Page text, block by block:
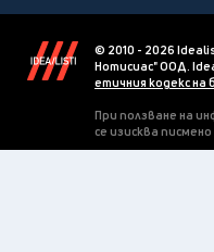
© 2010 - 2026
Нотисиас" ООД.
етичния кодекс на
При ползване на
се изисква